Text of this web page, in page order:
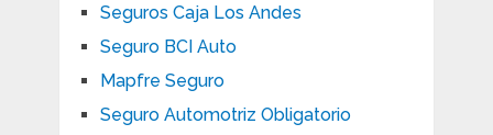
Seguros Caja Los Andes
Seguro BCI Auto
Mapfre Seguro
Seguro Automotriz Obligatorio